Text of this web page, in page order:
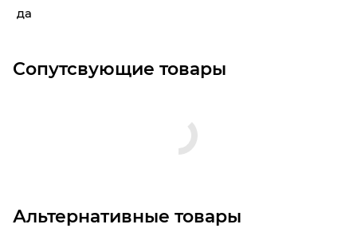
да
Сопутсвующие товары
Альтернативные товары